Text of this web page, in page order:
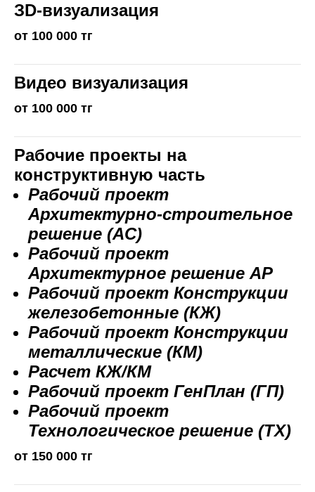
ЗD-визуализация
от 100 000 тг
Видео визуализация
от 100 000 тг
Рабочие проекты на
конструктивную часть
Рабочий проект
Архитектурно-строительное
решение (AC)
Рабочий проект
Архитектурное решение АР
Рабочий проект Конструкции
железобетонные (КЖ)
Рабочий проект Конструкции
металлические (КМ)
Расчет КЖ/КМ
Рабочий проект ГенПлан (ГП)
Рабочий проект
Технологическое решение (ТХ)
от 150 000 тг